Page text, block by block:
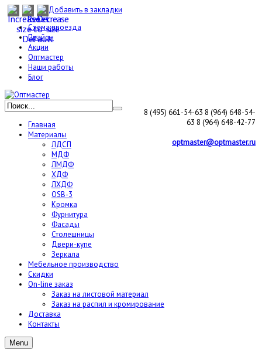
Добавить в закладки
Схема проезда
Прайсы
Акции
Оптмастер
Наши работы
Блог
8 (495) 661-54-63 8 (964) 648-54-
63 8 (964) 648-42-77
optmaster@optmaster.ru
Главная
Материалы
ЛДСП
МДФ
ЛМДФ
ХДФ
ЛХДФ
OSB-3
Кромка
Фурнитура
Фасады
Столешницы
Двери-купе
Зеркала
Мебельное производство
Скидки
On-line заказ
Заказ на листовой материал
Заказ на распил и кромирование
Доставка
Контакты
Menu